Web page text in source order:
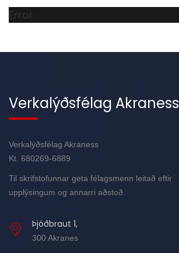
Error
Verkalýðsfélag Akraness
Verkalýðsfélag Akraness
Kt. 680269-6889
Til skrifstofunnar geta félagsmenn leitað eftir
upplýsingum og annarri aðstoð.
Þjóðbraut 1,
300 Akranes